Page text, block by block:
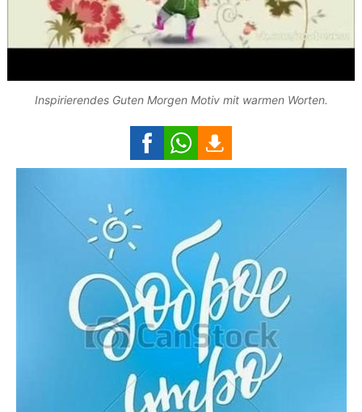
Inspirierendes Guten Morgen Motiv mit warmen Worten.